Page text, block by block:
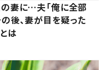
の妻に…夫「俺に全部
後、妻が目を疑った
は